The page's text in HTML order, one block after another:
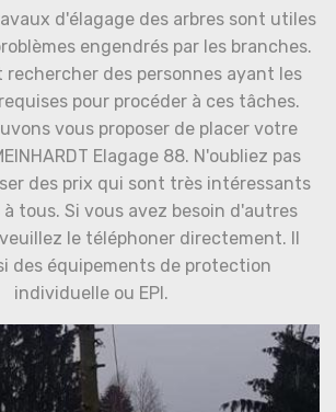
d'élagage des arbres sont utiles
engendrés par les branches.
des personnes ayant les
pour procéder à ces tâches.
vous proposer de placer votre
Elagage 88. N'oubliez pas
des prix qui sont très intéressants
tous. Si vous avez besoin d'autres
le téléphoner directement. Il
des équipements de protection
individuelle ou EPI.